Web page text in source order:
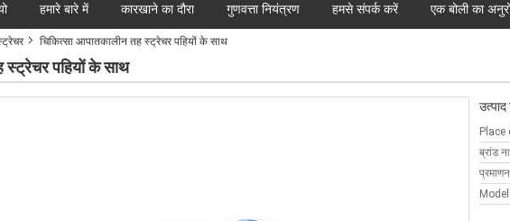
हमारे बारे में कारखाने का दौरा गुणवत्ता नियंत्रण हमसे संपर्क करें एक बोली का
नीति मामले
चिकित्सा आपातकालीन तह स्ट्रेचर पहियों के साथ
स्ट्रेचर पहियों के साथ
उत्पाद
Place
ब्रांड